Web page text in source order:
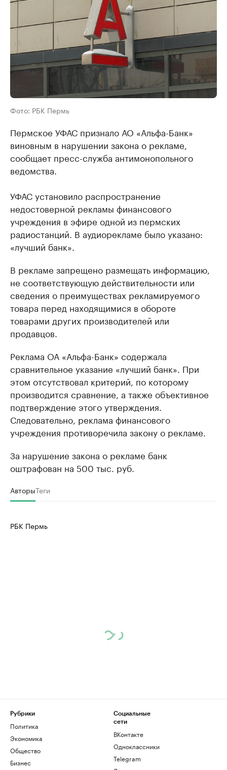
Фото: РБК Пермь
Пермское УФАС признало АО «Альфа-Банк»
виновным в нарушении закона о рекламе,
сообщает пресс-служба антимонопольного
ведомства.
УФАС установило распространение
недостоверной рекламы финансового
учреждения в эфире одной из пермских
радиостанций. В аудиорекламе было указано:
«лучший банк».
В рекламе запрещено размещать информацию,
не соответствующую действительности или
сведения о преимуществах рекламируемого
товара перед находящимися в обороте
товарами других производителей или
продавцов.
Реклама ОА «Альфа-Банк» содержала
сравнительное указание «лучший банк». При
этом отсутствовал критерий, по которому
производится сравнение, а также объективное
подтверждение этого утверждения.
Следовательно, реклама финансового
учреждения противоречила закону о рекламе.
За нарушение закона о рекламе банк
оштрафован на 500 тыс. руб.
АвторыТеги
РБК Пермь
Рубрики
Политика
Экономика
Общество
Бизнес
Социальные
сети
ВКонтакте
Одноклассники
Telegram